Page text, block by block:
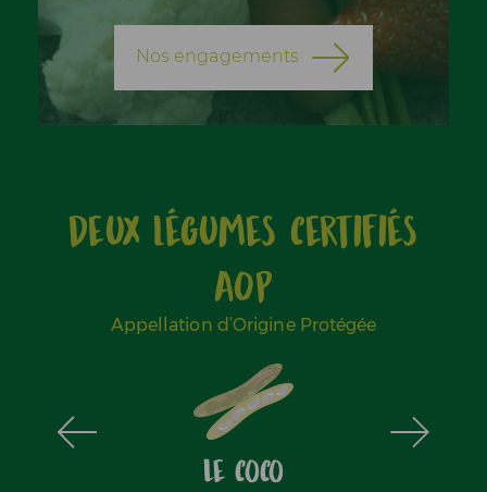
Nos engagements
Deux légumes certifiés
AOP
Appellation d’Origine Protégée
Le coco